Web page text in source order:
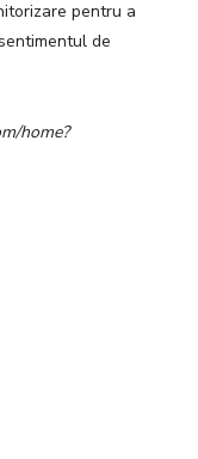
pentru a
de
home?